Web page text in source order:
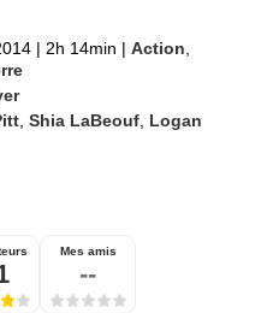
| 2h 14min | Action,
,Shia LaBeouf, Logan
Mes amis
--